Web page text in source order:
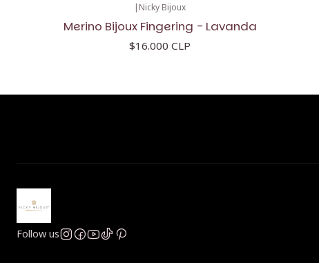
| Nicky Bijoux
Merino Bijoux Fingering - Lavanda
$16.000 CLP
Follow us